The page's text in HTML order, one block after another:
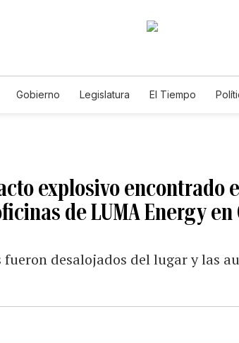
Gobierno Legislatura El Tiempo
explosivo encontrado
de LUMA Energy en
desalojados del lugar y las